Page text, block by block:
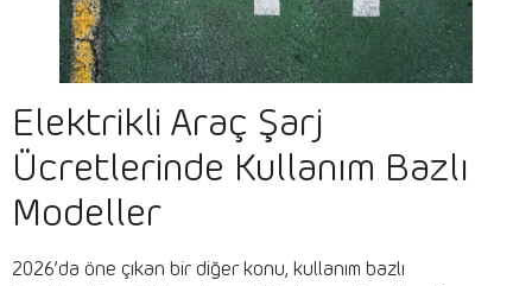
Elektrikli Araç Şarj
Ücretlerinde Kullanım Bazlı
Modeller
2026’da öne çıkan bir diğer konu, kullanım bazlı